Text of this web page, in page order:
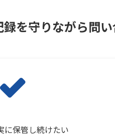
を守りながら問い
に保管し続けたい